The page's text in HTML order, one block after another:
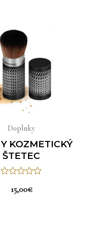
Doplnky
KOZMETICKÝ
ŠTETEC
Hodnotenie
15,00€